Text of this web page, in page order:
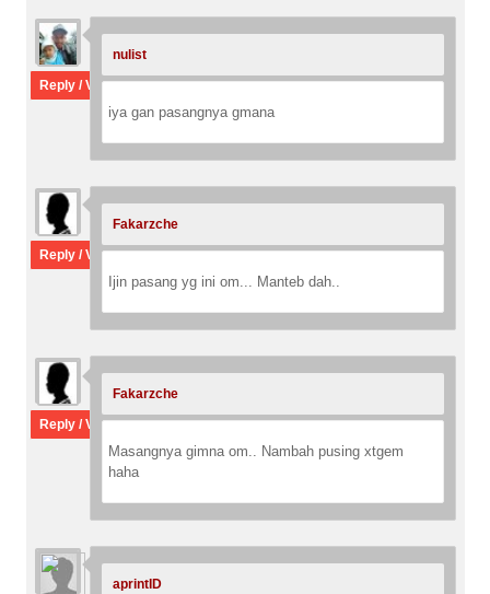
:Reply / View thread
nulist
iya gan pasangnya gmana
:Reply / View thread
Fakarzche
Ijin pasang yg ini om... Manteb dah..
:Reply / View thread
Fakarzche
Masangnya gimna om.. Nambah pusing xtgem
haha
aprintID